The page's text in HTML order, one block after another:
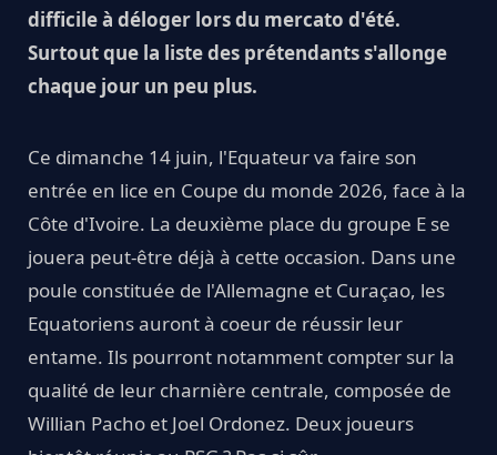
difficile à déloger lors du mercato d'été.
Surtout que la liste des prétendants s'allonge
chaque jour un peu plus.
Ce dimanche 14 juin, l'Equateur va faire son
entrée en lice en Coupe du monde 2026, face à la
Côte d'Ivoire. La deuxième place du groupe E se
jouera peut-être déjà à cette occasion. Dans une
poule constituée de l'Allemagne et Curaçao, les
Equatoriens auront à coeur de réussir leur
entame. Ils pourront notamment compter sur la
qualité de leur charnière centrale, composée de
Willian Pacho et Joel Ordonez. Deux joueurs